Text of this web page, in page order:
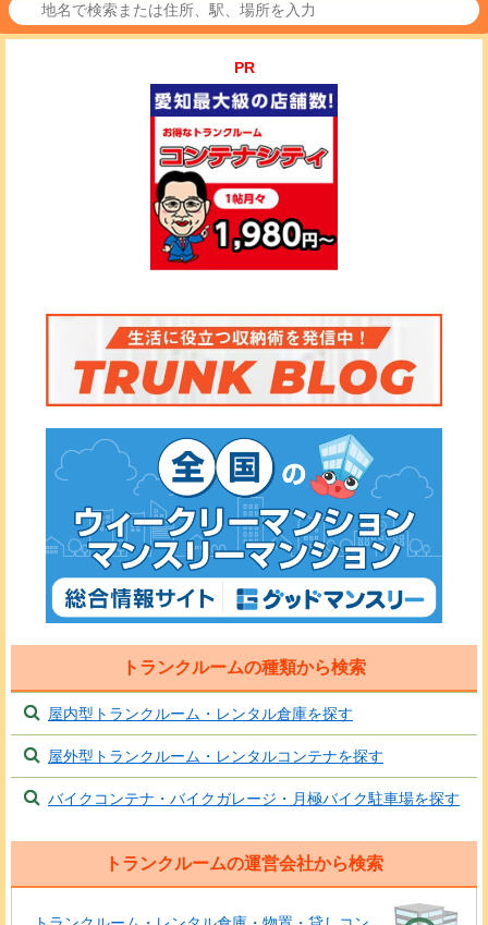
PR
トランクルームの種類から検索
屋内型トランクルーム・レンタル倉庫を探す
屋外型トランクルーム・レンタルコンテナを探す
バイクコンテナ・バイクガレージ・月極バイク駐車場を探す
トランクルームの運営会社から検索